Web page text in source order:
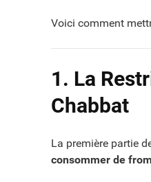
Voici comment
1. La
Chabbat
La première partie
consommer de